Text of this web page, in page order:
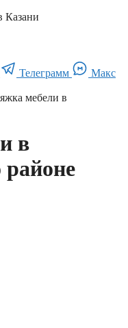
Казани
Телеграмм Макс
мебели в
в